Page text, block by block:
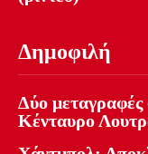
Δημοφιλή
Δύο μεταγραφές
Κένταυρο